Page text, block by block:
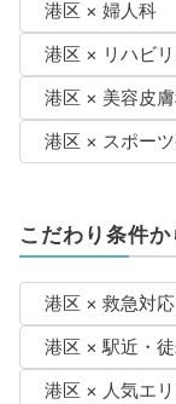
港区 × 婦人科
港区 × リハビ
港区 × 美容皮
港区 × スポー
こだわり条件
港区 × 救急対
港区 × 駅近・
港区 × 人気エ